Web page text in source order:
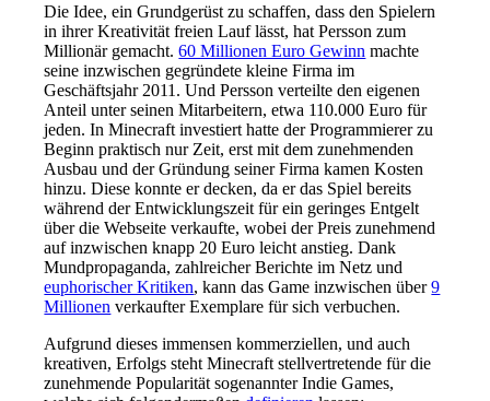
Die Idee, ein Grundgerüst zu schaffen, dass den Spielern
in ihrer Kreativität freien Lauf lässt, hat Persson zum
Millionär gemacht.60 Millionen Euro Gewinn machte
seine inzwischen gegründete kleine Firma im
Geschäftsjahr 2011. Und Persson verteilte den eigenen
Anteil unter seinen Mitarbeitern, etwa 110.000 Euro für
jeden. In Minecraft investiert hatte der Programmierer zu
Beginn praktisch nur Zeit, erst mit dem zunehmenden
Ausbau und der Gründung seiner Firma kamen Kosten
hinzu. Diese konnte er decken, da er das Spiel bereits
während der Entwicklungszeit für ein geringes Entgelt
über die Webseite verkaufte, wobei der Preis zunehmend
auf inzwischen knapp 20 Euro leicht anstieg. Dank
Mundpropaganda, zahlreicher Berichte im Netz und
euphorischer Kritiken, kann das Game inzwischen über9
Millionen verkaufter Exemplare für sich verbuchen.
Aufgrund dieses immensen kommerziellen, und auch
kreativen, Erfolgs steht Minecraft stellvertretende für die
zunehmende Popularität sogenannter Indie Games,